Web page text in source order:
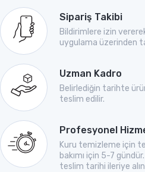
Sipariş Takibi
Bildirimlere izin
uygulama üzerinden
Uzman Kadro
Belirlediğin tarihte
teslim edilir.
Profesyonel
Kuru temizleme için
bakımı için 5-7
teslim tarihi ileriye